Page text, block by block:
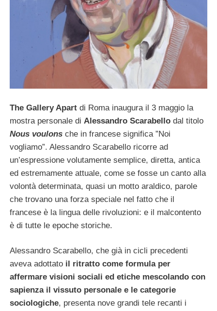
The Gallery Apart di Roma inaugura il 3 maggio la
mostra personale di Alessandro Scarabello dal titolo
Nous voulons che in francese significa ”Noi
vogliamo”. Alessandro Scarabello ricorre ad
un’espressione volutamente semplice, diretta, antica
ed estremamente attuale, come se fosse un canto alla
volontà determinata, quasi un motto araldico, parole
che trovano una forza speciale nel fatto che il
francese è la lingua delle rivoluzioni: e il malcontento
è di tutte le epoche storiche.
Alessandro Scarabello, che già in cicli precedenti
aveva adottato il ritratto come formula per
affermare visioni sociali ed etiche mescolando con
sapienza il vissuto personale e le categorie
sociologiche, presenta nove grandi tele recanti i